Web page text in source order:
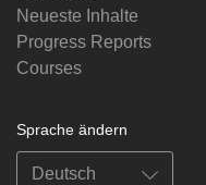
Neueste Inhalte
Progress Reports
Courses
Sprache ändern